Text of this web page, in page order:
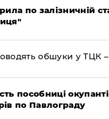
по залізничній
обшуки у ТЦК
пособниці
по Павлограду